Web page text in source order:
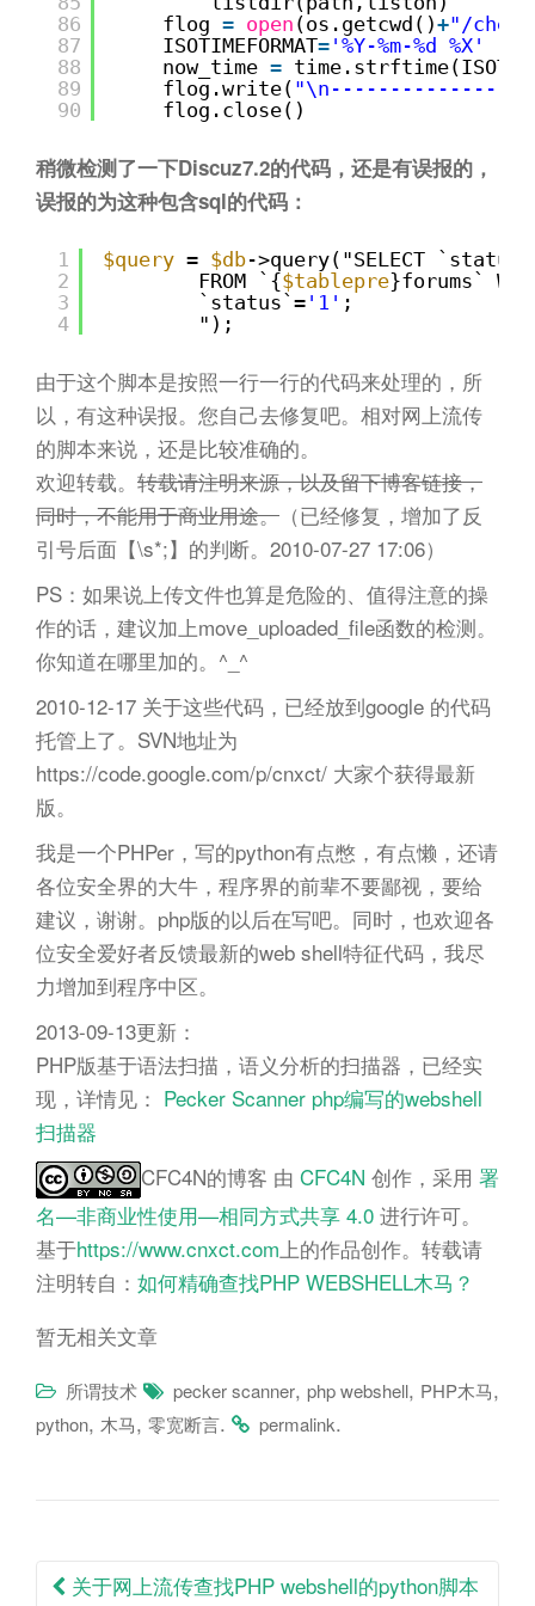
86
87
88
89
90
flog = open (os.getcwd()+"/
ISOTIMEFORMAT= '%Y-%m-%d %X'
now_time =
flog.write(
flog.close()
稍微检测了一下Discuz7.2的代码，还是有误报的，
误报的为这种包含sql的代码：
1
2
3
4
$query = $db->query("SELECT
FROM `{$tablepre}forums`
`status`= '1' ;
");
由于这个脚本是按照一行一行的代码来处理的，所
以，有这种误报。您自己去修复吧。相对网上流传
的脚本来说，还是比较准确的。
欢迎转载。 转载请注明来源，以及留下博客链接，
同时，不能用于商业用途。 （已经修复，增加了反
引号后面【\s*;】的判断。2010-07-27 17:06）
PS：如果说上传文件也算是危险的、值得注意的操
作的话，建议加上move_uploaded_file函数的检测。
你知道在哪里加的。^_^
2010-12-17 关于这些代码，已经放到google 的代码
托管上了。SVN地址为
https://code.google.com/p/cnxct/ 大家个获得最新
版。
我是一个PHPer，写的python有点憋，有点懒，还请
各位安全界的大牛，程序界的前辈不要鄙视，要给
建议，谢谢。php版的以后在写吧。同时，也欢迎各
位安全爱好者反馈最新的web shell特征代码，我尽
力增加到程序中区。
2013-09-13更新：
PHP版基于语法扫描，语义分析的扫描器，已经实
现，详情见： Pecker Scanner php编写的webshell
扫描器
CFC4N的博客 由 CFC4N 创作，采用 署
名—非商业性使用—相同方式共享 4.0 进行许可。
基于https://www.cnxct.com上的作品创作。转载请
注明转自： 如何精确查找PHP WEBSHELL木马？
暂无相关文章
所谓技术 pecker scanner, php webshell, PHP木马,
python, 木马, 零宽断言. permalink.
Post
关于网上流传查找PHP webshell的python脚本